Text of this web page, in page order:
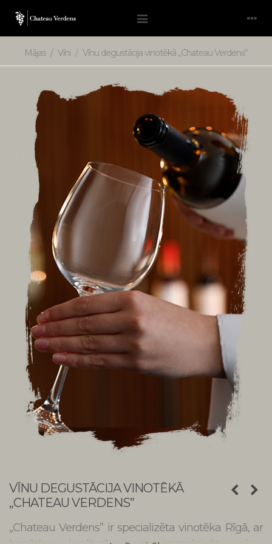
Mājas / Vīni / Vīnu degustācija vinotēkā „Chateau Verdens”
VĪNU DEGUSTĀCIJA VINOTĒKĀ
„CHATEAU VERDENS”
„Chateau Verdens” ir specializēta vinotēka Rīgā, ar